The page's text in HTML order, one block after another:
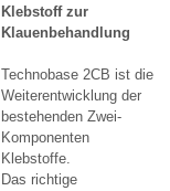
Klebstoff zur
Klauenbehandlung
Technobase 2CB ist die
Weiterentwicklung der
bestehenden Zwei-
Komponenten
Klebstoffe.
Das richtige